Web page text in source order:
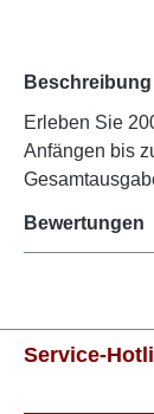
Beschreibung
Erleben Sie
Anfängen bis
Bewertungen
Service-